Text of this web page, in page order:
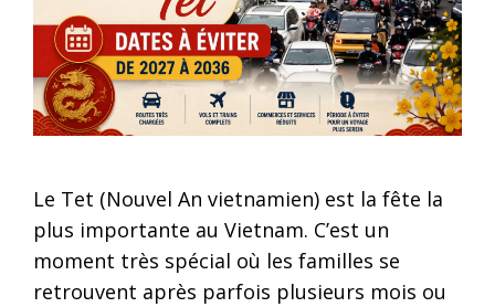
Le Tet (Nouvel An vietnamien) est la fête la
plus importante au Vietnam. C’est un
moment très spécial où les familles se
retrouvent après parfois plusieurs mois ou